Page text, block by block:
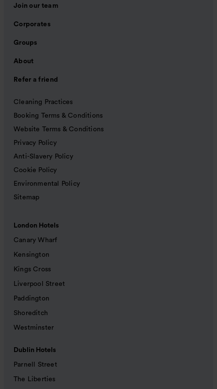
Join our team
Corporates
Groups
About
Refer a friend
Cleaning Practices
Booking Terms & Conditions
Website Terms & Conditions
Privacy Policy
Anti-Slavery Policy
Cookie Policy
Environmental Policy
Sitemap
London Hotels
Canary Wharf
Kensington
Kings Cross
Liverpool Street
Paddington
Shoreditch
Westminster
Dublin Hotels
Parnell Street
The Liberties